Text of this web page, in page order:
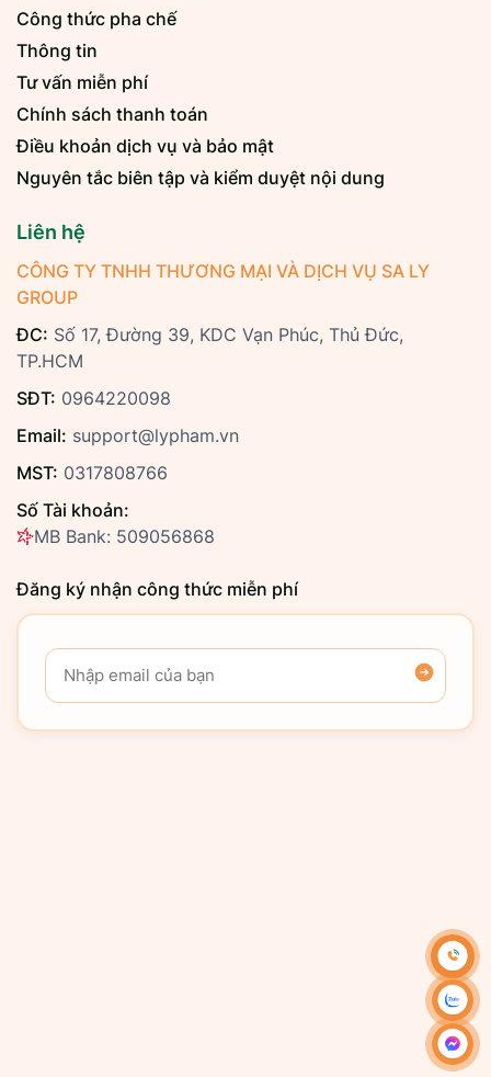
Công thức pha chế
Thông tin
Tư vấn miễn phí
Chính sách thanh toán
Điều khoản dịch vụ và bảo mật
Nguyên tắc biên tập và kiểm duyệt nội dung
Liên hệ
CÔNG TY TNHH THƯƠNG MẠI VÀ DỊCH VỤ SA LY
GROUP
ĐC: Số 17, Đường 39, KDC Vạn Phúc, Thủ Đức,
TP.HCM
SĐT: 0964220098
Email: support@lypham.vn
MST: 0317808766
Số Tài khoản:
MB Bank: 509056868
Đăng ký nhận công thức miễn phí